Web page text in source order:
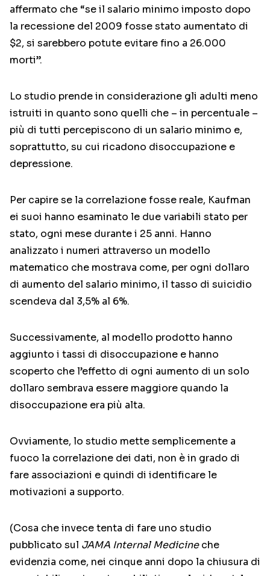
affermato che “se il salario minimo imposto dopo
la recessione del 2009 fosse stato aumentato di
$2, si sarebbero potute evitare fino a 26.000
morti”.
Lo studio prende in considerazione gli adulti meno
istruiti in quanto sono quelli che – in percentuale –
più di tutti percepiscono di un salario minimo e,
soprattutto, su cui ricadono disoccupazione e
depressione.
Per capire se la correlazione fosse reale, Kaufman
ei suoi hanno esaminato le due variabili stato per
stato, ogni mese durante i 25 anni. Hanno
analizzato i numeri attraverso un modello
matematico che mostrava come, per ogni dollaro
di aumento del salario minimo, il tasso di suicidio
scendeva dal 3,5% al ​​6%.
Successivamente, al modello prodotto hanno
aggiunto i tassi di disoccupazione e hanno
scoperto che l’effetto di ogni aumento di un solo
dollaro sembrava essere maggiore quando la
disoccupazione era più alta.
Ovviamente, lo studio mette semplicemente a
fuoco la correlazione dei dati, non è in grado di
fare associazioni e quindi di identificare le
motivazioni a supporto.
(Cosa che invece tenta di fare uno studio
pubblicato sul JAMA Internal Medicineche
evidenzia come, nei cinque anni dopo la chiusura di